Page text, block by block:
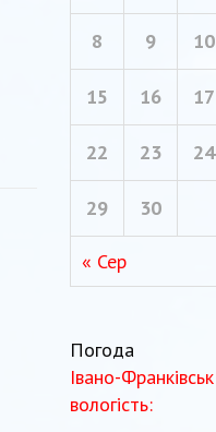
« Сер
8 9 10
15 16 17
22 23 24
29 30
Погода
Івано-Франківськ
вологість: